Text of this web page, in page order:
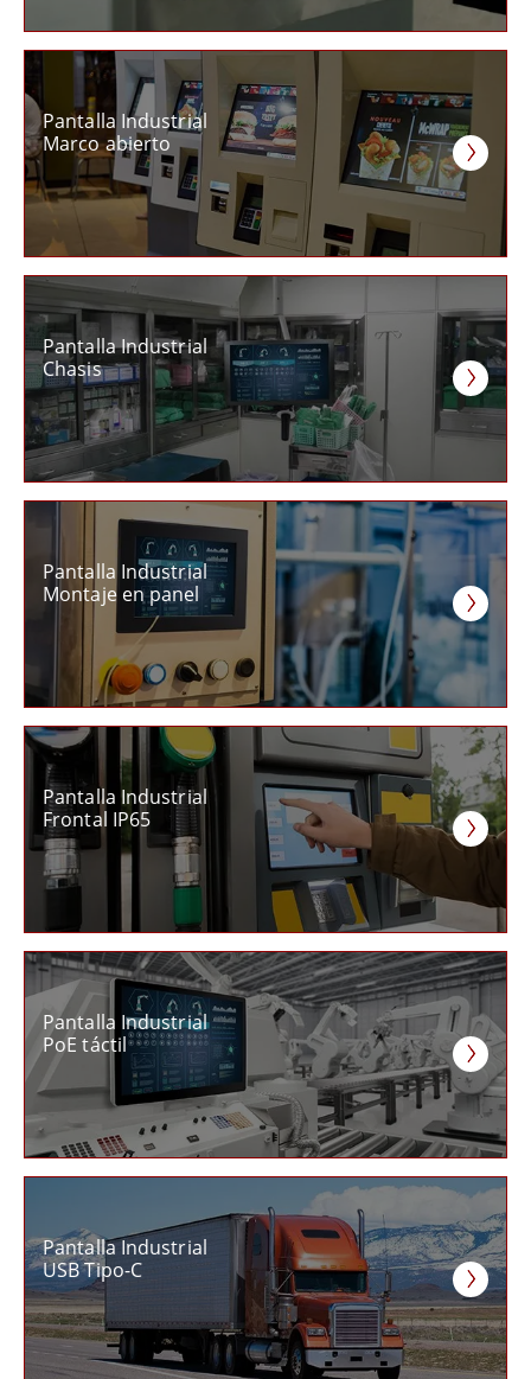
Pantalla Industrial
Marco abierto
Pantalla Industrial
Chasis
Pantalla Industrial
Montaje en panel
Pantalla Industrial
Frontal IP65
Pantalla Industrial
PoE táctil
Pantalla Industrial
USB Tipo-C